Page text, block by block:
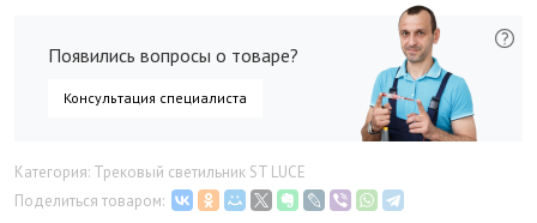
Появились вопросы о товаре?
Консультация специалиста
Категория: Трековый светильник ST LUCE
Поделиться товаром: